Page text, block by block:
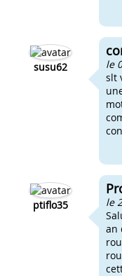
susu62
le
slt
ptiflo35
le
an